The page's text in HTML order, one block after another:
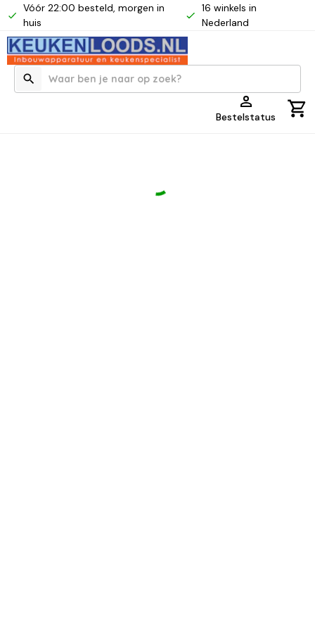
Vóór 22:00 besteld, morgen in
huis
16 winkels in
Nederland
Bestelstatus